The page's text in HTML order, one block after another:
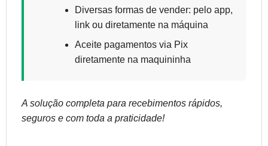
Diversas formas de vender: pelo app,
link ou diretamente na máquina
Aceite pagamentos via Pix
diretamente na maquininha
A solução completa para recebimentos rápidos,
seguros e com toda a praticidade!